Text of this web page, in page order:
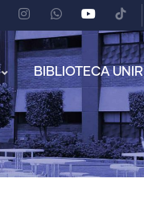
BIBLIOTECA